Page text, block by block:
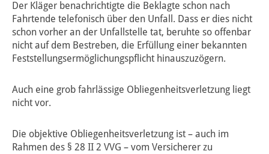
Der Kläger benachrichtigte die Beklagte schon nach
Fahrtende telefonisch über den Unfall. Dass er dies nicht
schon vorher an der Unfallstelle tat, beruhte so offenbar
nicht auf dem Bestreben, die Erfüllung einer bekannten
Feststellungsermöglichungspflicht hinauszuzögern.
Auch eine grob fahrlässige Obliegenheitsverletzung liegt
nicht vor.
Die objektive Obliegenheitsverletzung ist – auch im
Rahmen des § 28 II 2 VVG – vom Versicherer zu